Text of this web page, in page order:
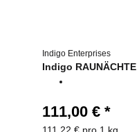
Indigo Enterprises
Indigo
111,00 € *